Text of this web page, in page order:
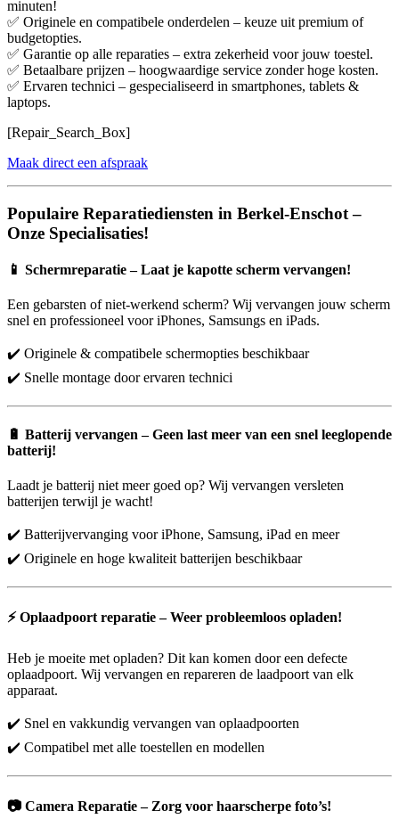
minuten!
✅ Originele en compatibele onderdelen – keuze uit premium of
budgetopties.
✅ Garantie op alle reparaties – extra zekerheid voor jouw toestel.
✅ Betaalbare prijzen – hoogwaardige service zonder hoge kosten.
✅ Ervaren technici – gespecialiseerd in smartphones, tablets &
laptops.
[Repair_Search_Box]
Maak direct een afspraak
Populaire Reparatiediensten in Berkel-Enschot –
Onze Specialisaties!
📱 Schermreparatie – Laat je kapotte scherm vervangen!
Een gebarsten of niet-werkend scherm? Wij vervangen jouw scherm
snel en professioneel voor iPhones, Samsungs en iPads.
✔️ Originele & compatibele schermopties beschikbaar
✔️ Snelle montage door ervaren technici
🔋 Batterij vervangen – Geen last meer van een snel leeglopende
batterij!
Laadt je batterij niet meer goed op? Wij vervangen versleten
batterijen terwijl je wacht!
✔️ Batterijvervanging voor iPhone, Samsung, iPad en meer
✔️ Originele en hoge kwaliteit batterijen beschikbaar
⚡Oplaadpoort reparatie – Weer probleemloos opladen!
Heb je moeite met opladen? Dit kan komen door een defecte
oplaadpoort. Wij vervangen en repareren de laadpoort van elk
apparaat.
✔️ Snel en vakkundig vervangen van oplaadpoorten
✔️ Compatibel met alle toestellen en modellen
📷 Camera Reparatie – Zorg voor haarscherpe foto’s!